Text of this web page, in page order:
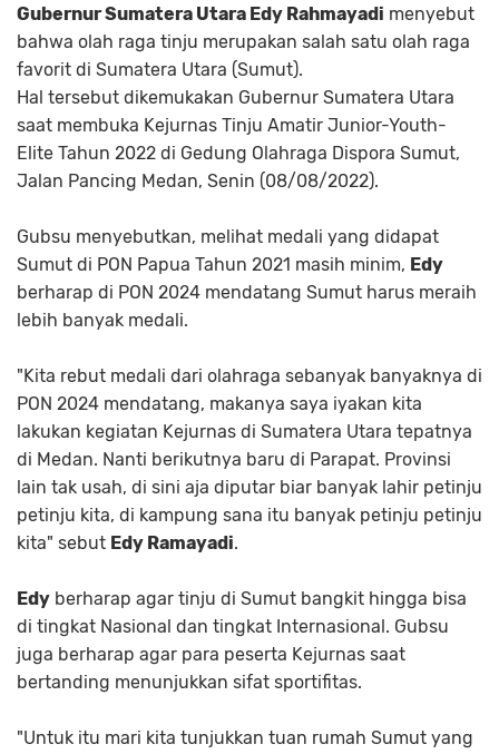
Gubernur Sumatera Utara Edy Rahmayadi menyebut
bahwa olah raga tinju merupakan salah satu olah raga
favorit di Sumatera Utara (Sumut).
Hal tersebut dikemukakan Gubernur Sumatera Utara
saat membuka Kejurnas Tinju Amatir Junior-Youth-
Elite Tahun 2022 di Gedung Olahraga Dispora Sumut,
Jalan Pancing Medan, Senin (08/08/2022).
Gubsu menyebutkan, melihat medali yang didapat
Sumut di PON Papua Tahun 2021 masih minim, Edy
berharap di PON 2024 mendatang Sumut harus meraih
lebih banyak medali.
"Kita rebut medali dari olahraga sebanyak banyaknya di
PON 2024 mendatang, makanya saya iyakan kita
lakukan kegiatan Kejurnas di Sumatera Utara tepatnya
di Medan. Nanti berikutnya baru di Parapat. Provinsi
lain tak usah, di sini aja diputar biar banyak lahir petinju
petinju kita, di kampung sana itu banyak petinju petinju
kita" sebut Edy Ramayadi.
Edy berharap agar tinju di Sumut bangkit hingga bisa
di tingkat Nasional dan tingkat Internasional. Gubsu
juga berharap agar para peserta Kejurnas saat
bertanding menunjukkan sifat sportifitas.
"Untuk itu mari kita tunjukkan tuan rumah Sumut yang